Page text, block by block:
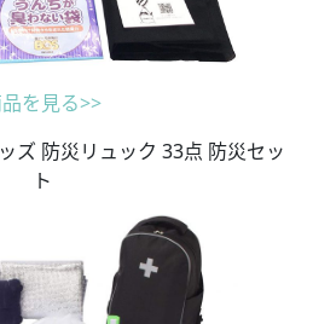
を見る>>
ズ 防災リュック 33点 防災セッ
ト